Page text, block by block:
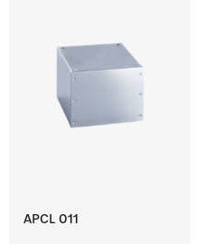
APCL 011